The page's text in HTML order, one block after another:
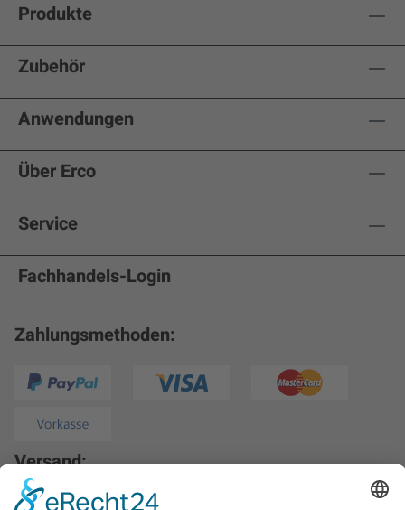
Produkte
Zubehör
Anwendungen
Über Erco
Service
Fachhandels-Login
Zahlungsmethoden:
Versand: